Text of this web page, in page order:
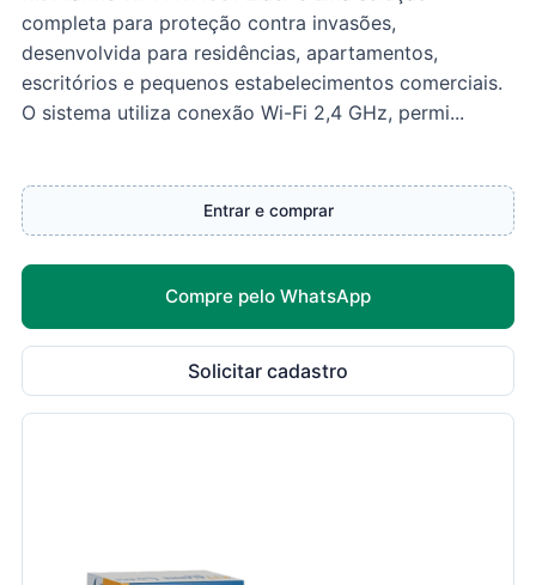
completa para proteção contra invasões,
desenvolvida para residências, apartamentos,
escritórios e pequenos estabelecimentos comerciais.
O sistema utiliza conexão Wi-Fi 2,4 GHz, permi...
Entrar e comprar
Compre pelo WhatsApp
Solicitar cadastro